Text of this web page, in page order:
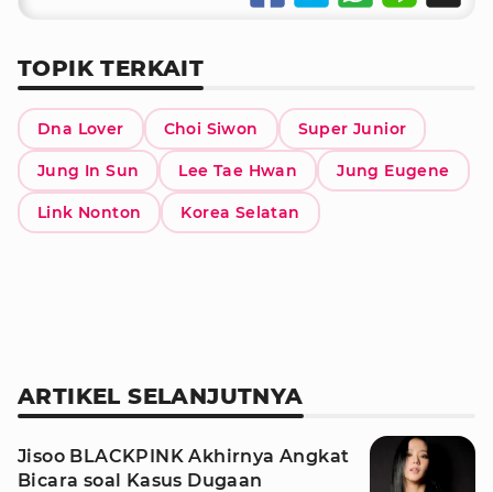
TOPIK TERKAIT
Dna Lover Choi Siwon Super Junior
Jung In Sun Lee Tae Hwan Jung Eugene
Link Nonton Korea Selatan
ARTIKEL SELANJUTNYA
Jisoo BLACKPINK Akhirnya Angkat
Bicara soal Kasus Dugaan